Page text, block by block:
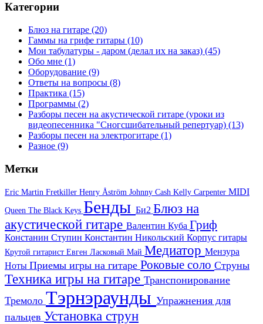
Категории
Блюз на гитаре (20)
Гаммы на грифе гитары (10)
Мои табулатуры - даром (делал их на заказ) (45)
Обо мне (1)
Оборудование (9)
Ответы на вопросы (8)
Практика (15)
Программы (2)
Разборы песен на акустической гитаре (уроки из
видеопесенника "Сногсшибательный репертуар) (13)
Разборы песен на электрогитаре (1)
Разное (9)
Метки
Eric Martin Fretkiller Henry Åström Johnny Cash Kelly Carpenter MIDI
Queen The Black Keys Бенды Би2 Блюз на
акустической гитаре Валентин Куба Гриф
Констанин Ступин Константин Никольский Корпус гитары
Крутой гитарист Евген Ласковый Май Медиатор Мензура
Ноты Приемы игры на гитаре Роковые соло Струны
Техника игры на гитаре Транспонирование
Тремоло Тэрнэраунды Упражнения для
пальцев Установка струн